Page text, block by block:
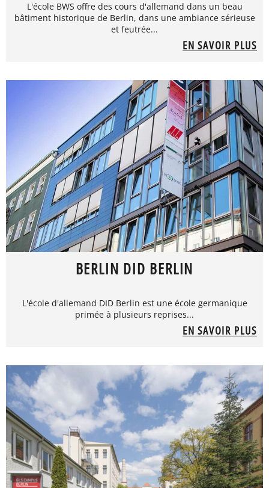
L'école BWS offre des cours d'allemand dans un beau
bâtiment historique de Berlin, dans une ambiance sérieuse
et feutrée...
EN SAVOIR PLUS
BERLIN DID BERLIN
L'école d'allemand DID Berlin est une école germanique
primée à plusieurs reprises...
EN SAVOIR PLUS